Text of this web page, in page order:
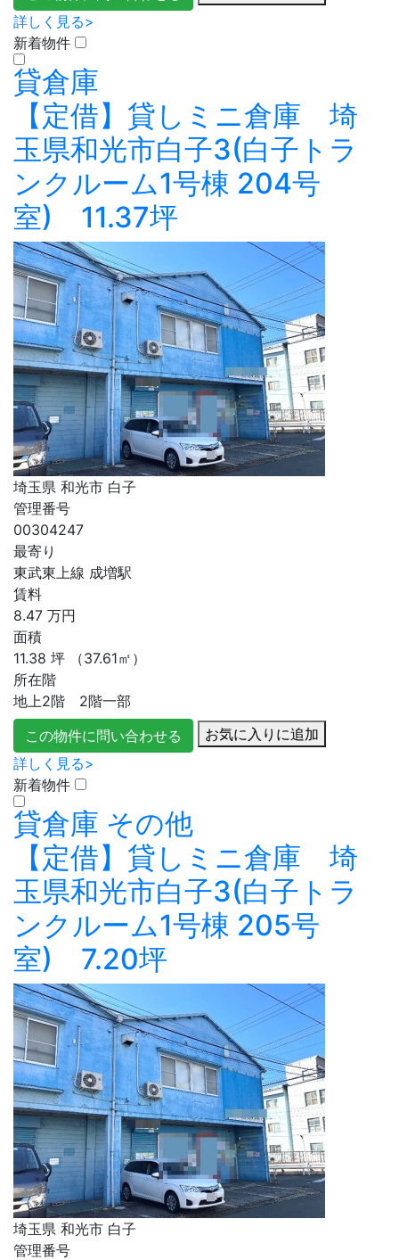
詳しく見る>
新着物件
貸倉庫
【定借】貸しミニ倉庫 埼
玉県和光市白子3(白子トラ
ンクルーム1号棟 204号
室) 11.37坪
埼玉県 和光市 白子
管理番号
00304247
最寄り
東武東上線 成増駅
賃料
8.47 万円
面積
11.38 坪 （37.61㎡）
所在階
地上2階 2階一部
この物件に問い合わせる
お気に入りに追加
詳しく見る>
新着物件
貸倉庫 その他
【定借】貸しミニ倉庫 埼
玉県和光市白子3(白子トラ
ンクルーム1号棟 205号
室) 7.20坪
埼玉県 和光市 白子
管理番号